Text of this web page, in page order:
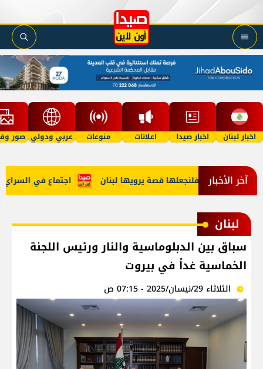
اخبار لبنان اخبار صيدا اعلانات منوعات عربي ودولي صور
آخر الأخبار اجتماع في السراي... صيدا 2027.. فلنجعلها قصة يرويها لبنان
لبنان
سباق بين الدبلوماسية والنار ورئيس اللجنة
الخماسية غداً في بيروت
الثلاثاء 29/نيسان/2025 - 07:15 ص